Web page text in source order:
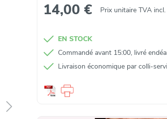
14,00 € Prix unitaire TVA incl.
EN STOCK
Commandé avant 15:00, livré
Livraison économique par